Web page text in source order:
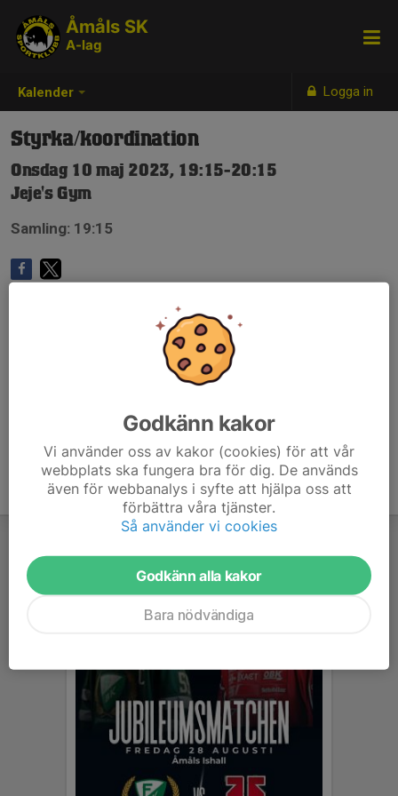
Kalender Logga in
Åmåls SK
A-lag
Styrka/koordination
Onsdag 10 maj 2023, 19:15-20:15
Jeje's Gym
Samling: 19:15
Godkänn kakor
Vi använder oss av kakor (cookies) för att vår
webbplats ska fungera bra för dig. De används
även för webbanalys i syfte att hjälpa oss att
förbättra våra tjänster.
Så använder vi cookies
Godkänn alla kakor
Bara nödvändiga